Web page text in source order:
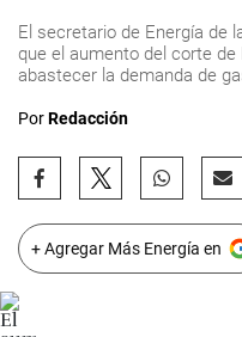
El secretario de Energía de
que el aumento del corte
abastecer la demanda de
PorRedacción
+ Agregar Más Energía en